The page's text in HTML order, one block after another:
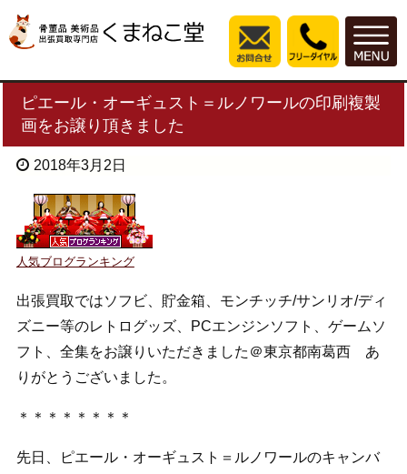
ピエール・オーギュスト＝ルノワールの印刷複製
画をお譲り頂きました
2018年3月2日
人気ブログランキング
出張買取ではソフビ、貯金箱、モンチッチ/サンリオ/ディ
ズニー等のレトログッズ、PCエンジンソフト、ゲームソ
フト、全集をお譲りいただきました＠東京都南葛西 あ
りがとうございました。
＊＊＊＊＊＊＊＊
先日、ピエール・オーギュスト＝ルノワールのキャンバ